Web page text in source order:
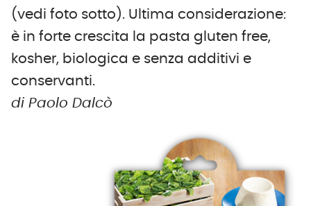
(vedi foto sotto). Ultima considerazione:
è in forte crescita la pasta gluten free,
kosher, biologica e senza additivi e
conservanti.
di Paolo Dalcò